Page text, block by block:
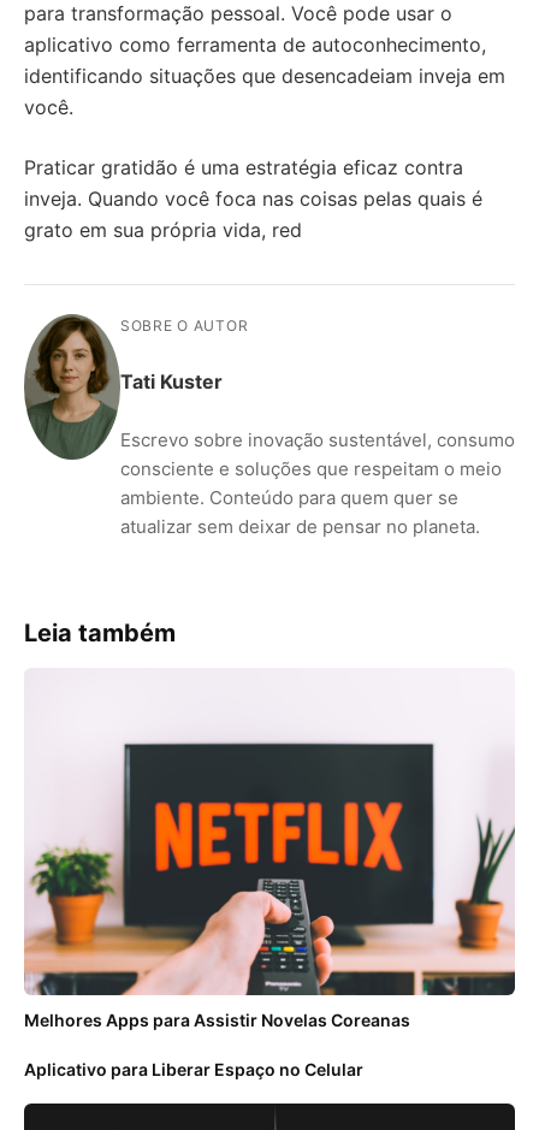
para transformação pessoal. Você pode usar o
aplicativo como ferramenta de autoconhecimento,
identificando situações que desencadeiam inveja em
você.
Praticar gratidão é uma estratégia eficaz contra
inveja. Quando você foca nas coisas pelas quais é
grato em sua própria vida, red
SOBRE O AUTOR
Tati Kuster
Escrevo sobre inovação sustentável, consumo
consciente e soluções que respeitam o meio
ambiente. Conteúdo para quem quer se
atualizar sem deixar de pensar no planeta.
Leia também
Melhores Apps para Assistir Novelas Coreanas
Aplicativo para Liberar Espaço no Celular